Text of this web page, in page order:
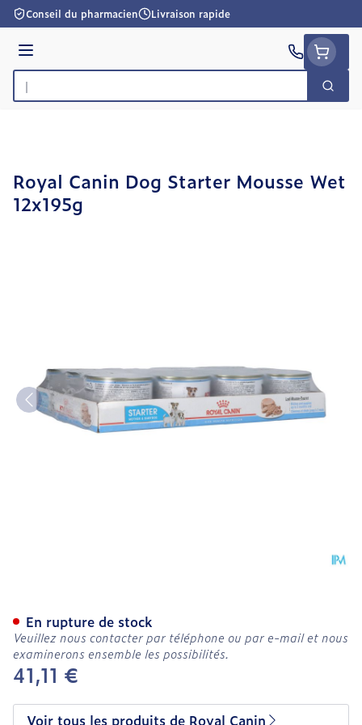
Aller au contenu
Conseil du pharmacien Livraison rapide
Menu
Rechercher
Royal Canin Dog Starter Mousse Wet
12x195g
41,11 €
En rupture de stock
Veuillez nous contacter par téléphone ou par e-mail et nous
examinerons ensemble les possibilités.
Voir tous les produits de Royal Canin